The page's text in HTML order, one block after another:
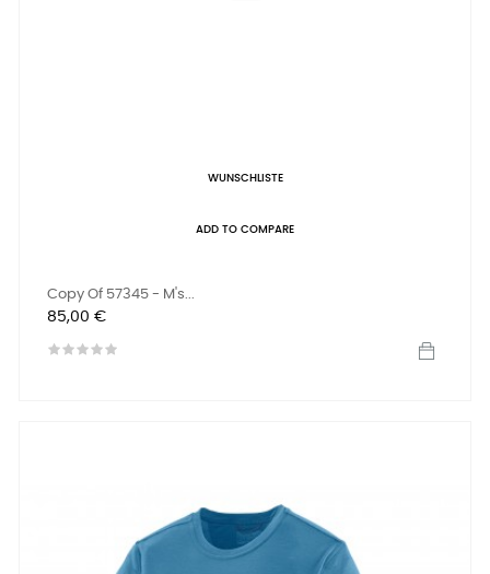
WUNSCHLISTE
ADD TO COMPARE
Copy Of 57345 - M's...
Preis
85,00 €